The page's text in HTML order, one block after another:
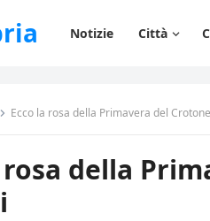
Notizie Città
Ecco la rosa della Primavera del
rosa della